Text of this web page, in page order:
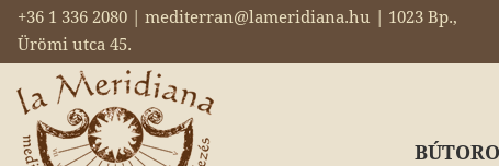
+36 1 336 2080 | mediterran@lameridiana.hu | 1023 Bp.,
Ürömi utca 45.